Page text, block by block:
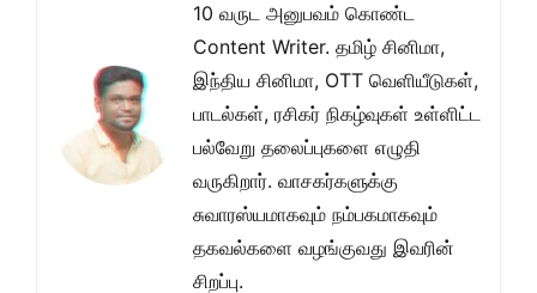
10 வருட அனுபவம் கொண்ட
Content Writer. தமிழ் சினிமா,
இந்திய சினிமா, OTT வெளியீடுகள்,
பாடல்கள், ரசிகர் நிகழ்வுகள் உள்ளிட்ட
பல்வேறு தலைப்புகளை எழுதி
வருகிறார். வாசகர்களுக்கு
சுவாரஸ்யமாகவும் நம்பகமாகவும்
தகவல்களை வழங்குவது இவரின்
சிறப்பு.